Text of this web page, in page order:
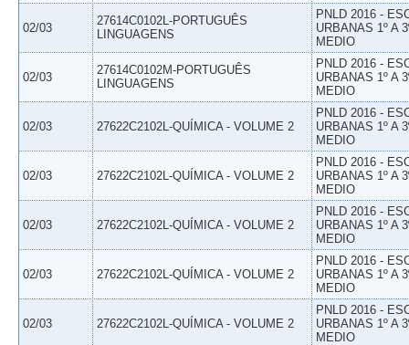
02/03
27614C0102L-PORTUGUÊS
LINGUAGENS
PNLD 2016 -
URBANAS 1º A
MEDIO
02/03
27614C0102M-PORTUGUÊS
LINGUAGENS
PNLD 2016 -
URBANAS 1º A
MEDIO
02/03 27622C2102L-QUÍMICA - VOLUME 2
PNLD 2016 -
URBANAS 1º A
MEDIO
02/03 27622C2102L-QUÍMICA - VOLUME 2
PNLD 2016 -
URBANAS 1º A
MEDIO
02/03 27622C2102L-QUÍMICA - VOLUME 2
PNLD 2016 -
URBANAS 1º A
MEDIO
02/03 27622C2102L-QUÍMICA - VOLUME 2
PNLD 2016 -
URBANAS 1º A
MEDIO
02/03 27622C2102L-QUÍMICA - VOLUME 2
PNLD 2016 -
URBANAS 1º A
MEDIO